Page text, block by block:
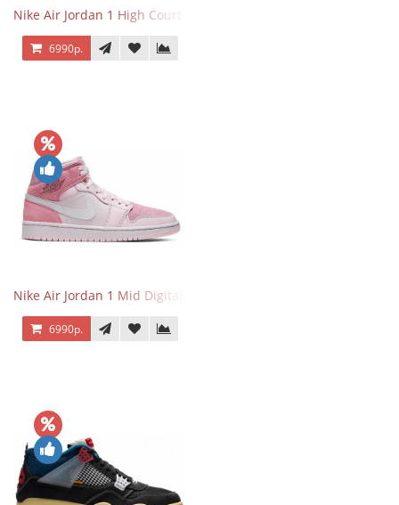
Nike Air Jordan 1 High Court Purple 2.0
6990р.
Nike Air Jordan 1 Mid Digital Pink
6990р.